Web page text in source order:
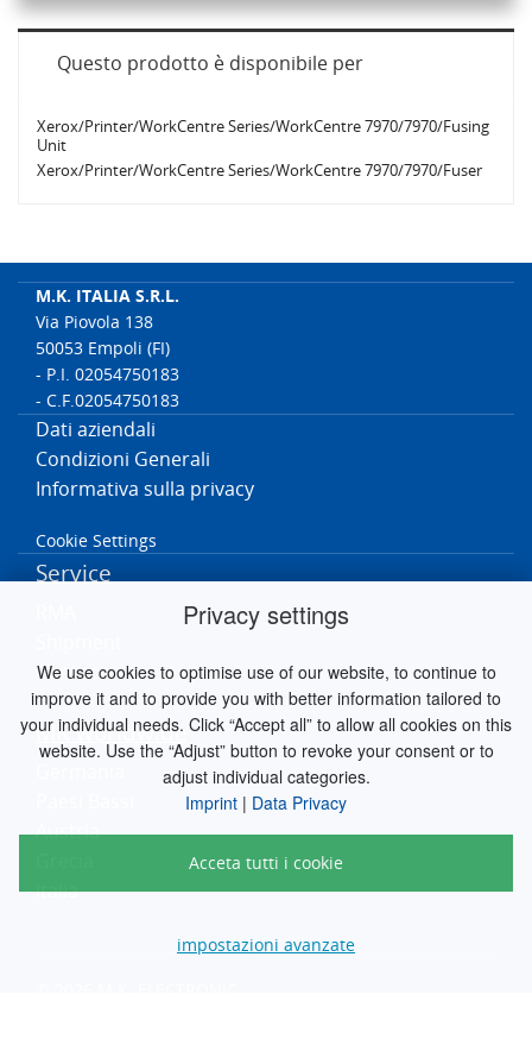
Privacy settings
We use cookies to optimise use of our website, to continue to
improve it and to provide you with better information tailored to
your individual needs. Click “Accept all” to allow all cookies on this
website. Use the “Adjust” button to revoke your consent or to
adjust individual categories.
Imprint | Data Privacy
Acceta tutti i cookie
impostazioni avanzate
Questo prodotto è disponibile per
Xerox/Printer/WorkCentre Series/WorkCentre 7970/7970/Fusing
Unit
Xerox/Printer/WorkCentre Series/WorkCentre 7970/7970/Fuser
M.K. ITALIA S.R.L.
Via Piovola 138
50053 Empoli (FI)
- P.I. 02054750183
- C.F.02054750183
Dati aziendali
Condizioni Generali
Informativa sulla privacy
Cookie Settings
Service
Contact
MK worldwide
Austria
Italia